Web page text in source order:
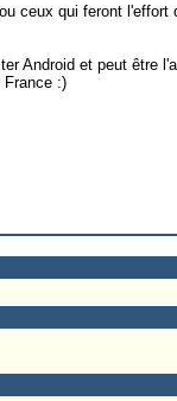
ceux qui feront l'effort
Android et peut être
France :)